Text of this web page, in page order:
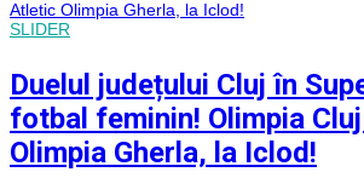
cu
rivala
CFR
Cluj
SLIDER
Duelul județului Cluj în
fotbal feminin! Olimpia
Olimpia Gherla, la Iclod!